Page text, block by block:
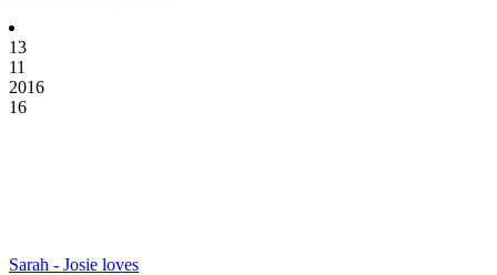
13
11
2016
16
Sarah - Josie loves